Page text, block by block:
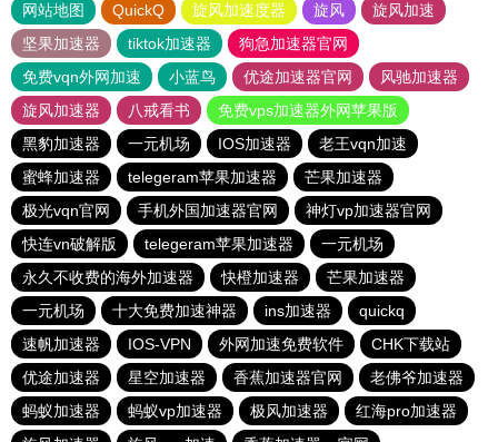
网站地图 QuickQ 旋风加速度器 旋风
旋风加速
坚果加速器
tiktok加速器
狗急加速器官网
免费vqn外网加速
小蓝鸟 优途加速器官网
风驰加速器
旋风加速器
八戒看书
免费vps加速器外网苹果版
黑豹加速器
一元机场 IOS加速器
老王vqn加速
蜜蜂加速器
telegeram苹果加速器
芒果加速器
极光vqn官网
手机外国加速器官网
神灯vp加速器官网
快连vn破解版
telegeram苹果加速器
一元机场
永久不收费的海外加速器
快橙加速器
芒果加速器
一元机场
十大免费加速神器 ins加速器
quickq
速帆加速器
IOS-VPN 外网加速免费软件
CHK下载站
优途加速器
星空加速器 香蕉加速器官网
老佛爷加速器
蚂蚁加速器
蚂蚁vp加速器 极风加速器
红海pro加速器